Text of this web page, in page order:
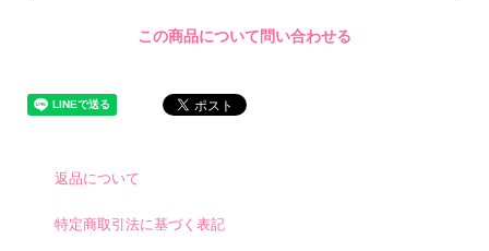
この商品について問い合わせる
返品について
特定商取引法に基づく表記